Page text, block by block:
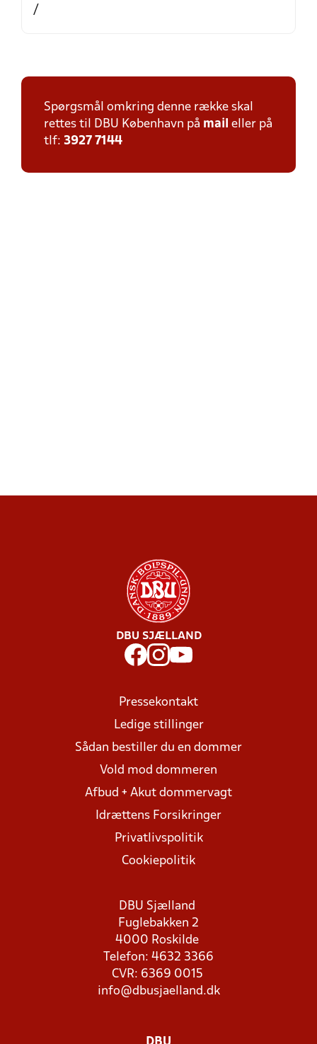
/
Spørgsmål omkring denne række skal
rettes til DBU København på mail eller på
tlf: 3927 7144
DBU SJÆLLAND
Pressekontakt
Ledige stillinger
Sådan bestiller du en dommer
Vold mod dommeren
Afbud + Akut dommervagt
Idrættens Forsikringer
Privatlivspolitik
Cookiepolitik
DBU Sjælland
Fuglebakken 2
4000 Roskilde
Telefon: 4632 3366
CVR: 6369 0015
info@dbusjaelland.dk